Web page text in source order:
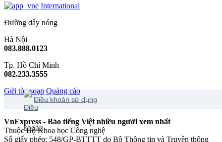
International
Đường dây nóng
Hà Nội
083.888.0123
Tp. Hồ Chí Minh
082.233.3555
Gửi tòa soạn Quảng cáo
Điều khoản sử dụng
VnExpress - Báo tiếng Việt nhiều người xem nhất
Thuộc Bộ Khoa học Công nghệ
Số giấy phép: 548/GP-BTTTT do Bộ Thông tin và Truyền thông